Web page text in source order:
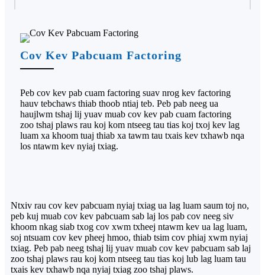
Cov Kev Pabcuam Factoring
Peb cov kev pab cuam factoring suav nrog kev factoring
hauv tebchaws thiab thoob ntiaj teb. Peb pab neeg ua
haujlwm tshaj lij yuav muab cov kev pab cuam factoring
zoo tshaj plaws rau koj kom ntseeg tau tias koj txoj kev lag
luam xa khoom tuaj thiab xa tawm tau txais kev txhawb nqa
los ntawm kev nyiaj txiag.
Ntxiv rau cov kev pabcuam nyiaj txiag ua lag luam saum toj no,
peb kuj muab cov kev pabcuam sab laj los pab cov neeg siv
khoom nkag siab txog cov xwm txheej ntawm kev ua lag luam,
soj ntsuam cov kev pheej hmoo, thiab tsim cov phiaj xwm nyiaj
txiag. Peb pab neeg tshaj lij yuav muab cov kev pabcuam sab laj
zoo tshaj plaws rau koj kom ntseeg tau tias koj lub lag luam tau
txais kev txhawb nqa nyiaj txiag zoo tshaj plaws.